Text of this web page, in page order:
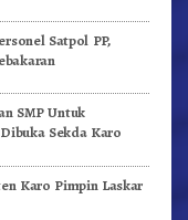
Satpol PP,
SMP Untuk
Sekda Karo
Karo Pimpin Laskar